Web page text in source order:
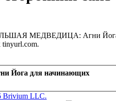
МЕДВЕДИЦА: Агни Йога
для начинающих
Brivium LLC.